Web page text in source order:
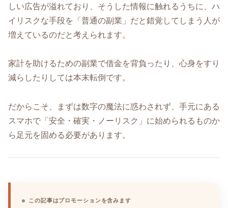
しい広告が溢れており、そうした情報に触れるうちに、ハ
イリスクな手段を「普通の副業」だと錯覚してしまう人が
増えているのだと考えられます。
家計を助けるための副業で借金を背負ったり、心身をすり
減らしたりしては本末転倒です。
だからこそ、まずは数字の魔法に惑わされず、手元にある
スマホで「安全・確実・ノーリスク」に始められるものか
ら足元を固める必要があります。
この記事はプロモーションを含みます